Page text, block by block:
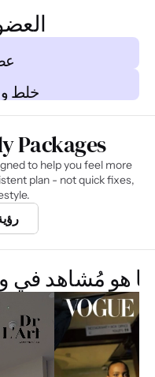
خلط
Packages
to help you feel more
plan - not quick fixes,
هو مُشاهد في